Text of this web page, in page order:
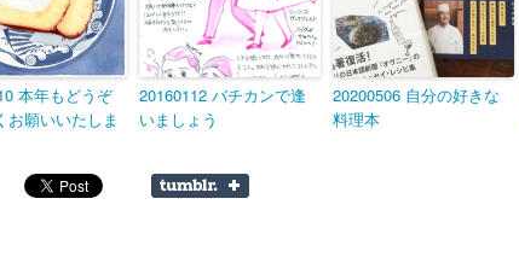
本年もどうぞ
お願いいたしま
20160112 バチカンで逢
いましょう
20200506 自分の好きな
料理本